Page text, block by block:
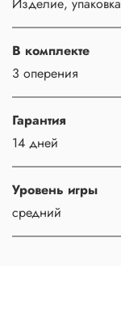
В комплекте
3 оперения
Гарантия
14 дней
Уровень игры
средний